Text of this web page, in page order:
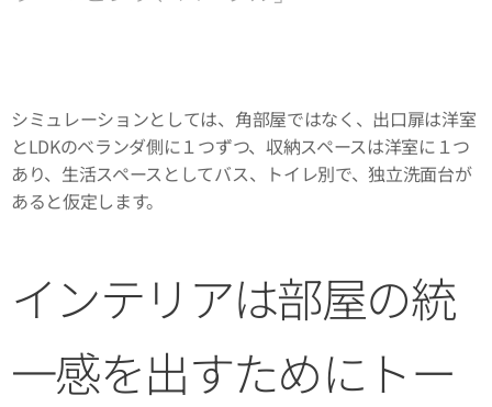
シミュレーションとしては、角部屋ではなく、出口扉は洋室
とLDKのベランダ側に１つずつ、収納スペースは洋室に１つ
あり、生活スペースとしてバス、トイレ別で、独立洗面台が
あると仮定します。
インテリアは部屋の統
一感を出すためにトー